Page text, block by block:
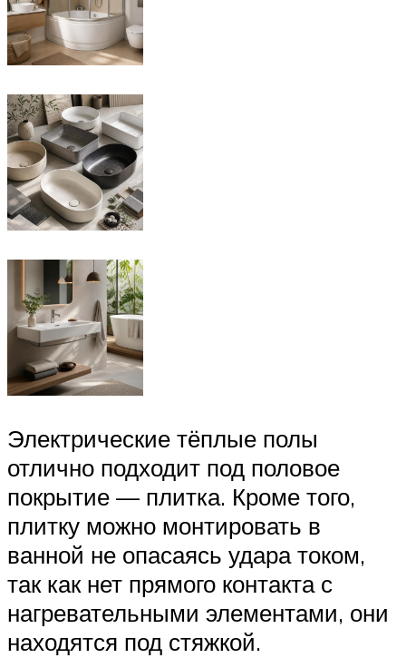
Электрические тёплые полы
отлично подходит под половое
покрытие — плитка. Кроме того,
плитку можно монтировать в
ванной не опасаясь удара током,
так как нет прямого контакта с
нагревательными элементами, они
находятся под стяжкой.